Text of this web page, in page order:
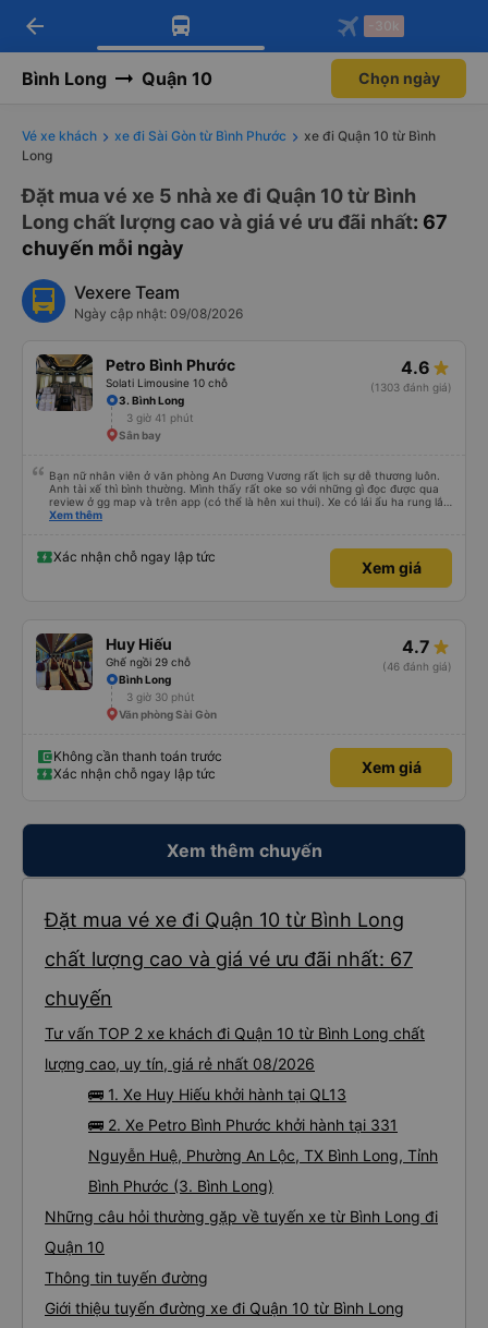
Tải app Vexere ngay!
Nhận ưu đãi thành viên độc
Mở app
Tải app Vexere
-30k/ghế khi đặt vé máy bay qua
Mở app
arrow_back -30k
Bình Long Quận 10 Chọn ngày
Vé xe khách xe đi Sài Gòn từ Bình Phước
xe đi Quận 10 từ Bình
Long
Đặt mua vé xe 5 nhà xe đi Quận 10 từ Bình
Long chất lượng cao và giá vé ưu đãi nhất: 67
chuyến mỗi ngày
Vexere Team
Ngày cập nhật: 09/08/2026
Petro Bình Phước
Solati Limousine 10 chỗ
4.6
(1303 đánh giá)
3. Bình Long
3 giờ 41 phút
Sân bay
Bạn nữ nhân viên ở văn phòng An Dương Vương rất lịch sự dễ thương luôn.
Anh tài xế thì bình thường. Mình thấy rất oke so với những gì đọc được qua
review ở gg map và trên app (có thể là hên xui thui). Xe có lái ẩu ha rung lắc
hay không thì cũng ko rõ tại mình say xe nên ngủ ko à
Xem thêm
Xác nhận chỗ ngay lập tức
Xem giá
Huy Hiếu
Ghế ngồi 29 chỗ
4.7
(46 đánh giá)
Bình Long
3 giờ 30 phút
Văn phòng Sài Gòn
Không cần thanh toán trước
Xác nhận chỗ ngay lập tức
Xem giá
Xem thêm chuyến
Đặt mua vé xe đi Quận 10 từ Bình Long
chất lượng cao và giá vé ưu đãi nhất: 67
chuyến
Tư vấn TOP 2 xe khách đi Quận 10 từ Bình Long chất
lượng cao, uy tín, giá rẻ nhất 08/2026
🚌 1. Xe Huy Hiếu khởi hành tại QL13
🚌 2. Xe Petro Bình Phước khởi hành tại 331
Nguyễn Huệ, Phường An Lộc, TX Bình Long, Tỉnh
Bình Phước (3. Bình Long)
Những câu hỏi thường gặp về tuyến xe từ Bình Long đi
Quận 10
Thông tin tuyến đường
Giới thiệu tuyến đường xe đi Quận 10 từ Bình Long